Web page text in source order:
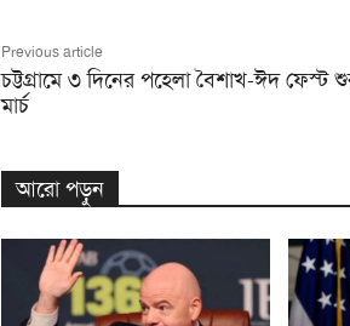
Previous article
চট্টগ্রামে ৩ দিনের পহেলা বৈশাখ-ঈদ ফেস্ট
মার্চ
আরো পড়ুন